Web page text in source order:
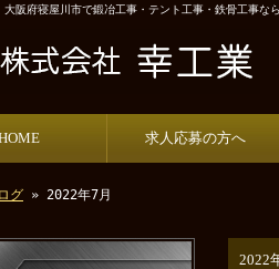
阪府寝屋川市で鍛冶工事・テント工事・鉄骨工事な
求人応募の方へ
グ » 2022年7月
2022